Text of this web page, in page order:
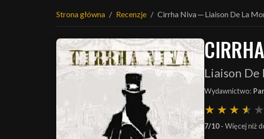
Strona główna Recenzje Cirrha Niva ─ Liaison De La
Liaison
Wydawnictwo:
7/10- Więcej niż